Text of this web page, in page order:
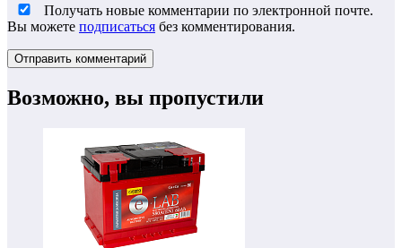
Получать новые комментарии по электронной почте.
Вы можете подписаться без комментирования.
Возможно, вы пропустили